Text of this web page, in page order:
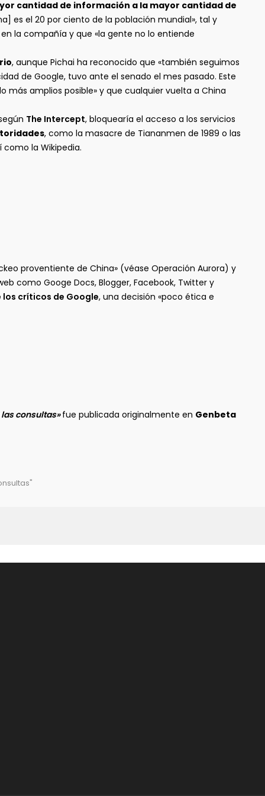
cantidad de información a la mayor cantidad de
es el 20 por ciento de la población mundial», tal y
la compañía y que «la gente no lo entiende
, aunque Pichai ha reconocido que «también seguimos
de Google, tuvo ante el senado el mes pasado. Este
amplios posible» y que cualquier vuelta a China
The Intercept, bloquearía el acceso a los servicios
, como la masacre de Tiananmen de 1989 o las
la Wikipedia.
proventiente de China» (véase Operación Aurora) y
como Googe Docs, Blogger, Facebook, Twitter y
los críticos de Google, una decisión «poco ética e
consultas»fue publicada originalmente en Genbeta